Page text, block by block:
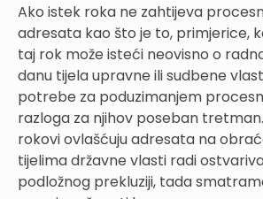
Ako istek roka ne zahtijeva
adresata kao što je to, primjerice,
taj rok može isteći neovisno o
danu tijela upravne ili sudbene
potrebe za poduzimanjem
razloga za njihov poseban
rokovi ovlašćuju adresata na
tijelima državne vlasti radi
podložnog prekluziji, tada